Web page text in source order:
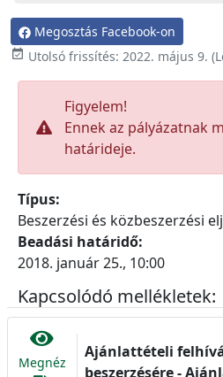
Megosztás Facebook-on
 Utolsó frissítés: 2022. május 9.
Figyelem!
Ennek az pályázatnak
határideje.
Típus:
Beszerzési és közbeszerzési
Beadási határidő:
2018. január 25., 10:00
Kapcsolódó mellékletek:
Megnéz
Ajánlattételi
beszerzésére -